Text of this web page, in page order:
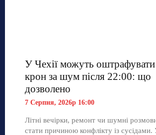
У Чехії можуть
крон за шум після 22:00: що
дозволено
7 Серпня, 2026р 16:00
Літні вечірки, ремонт чи шумні
стати причиною конфлікту із сусідами.